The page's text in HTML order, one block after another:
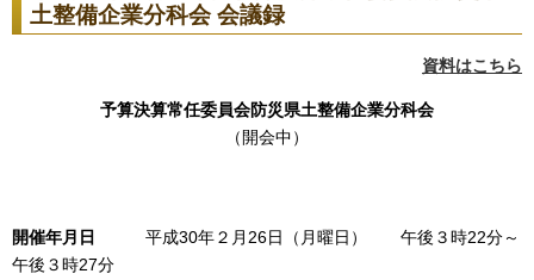
土整備企業分科会 会議録
資料はこちら
予算決算常任委員会防災県土整備企業分科会
（開会中）
開催年月日
平成30年２月26日（月曜日） 午後３時22分～
午後３時27分